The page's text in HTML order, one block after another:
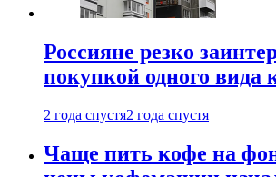
Россияне резко
покупкой одного вида
2 года спустя2 года спустя
Чаще пить кофе на